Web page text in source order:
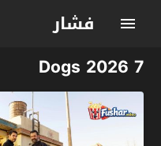
فشار
7 Dogs 2026